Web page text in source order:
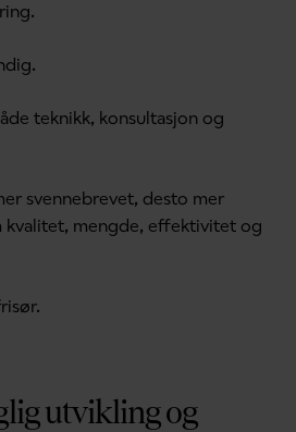
teknikk, konsultasjon og
svennebrevet, desto mer
kvalitet, mengde, effektivitet og
utvikling og